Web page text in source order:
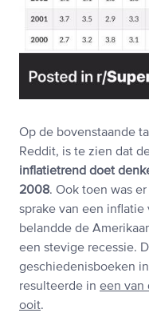
Op de bovenstaande
Reddit, is te zien dat
inflatietrend doet
2008. Ook toen was
sprake van een inflatie
belandde de
een stevige recessie.
geschiedenisboeken
resulteerde in een van
ooit.